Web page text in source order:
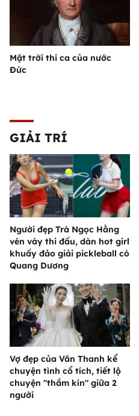
Mặt trời thi ca của nước
Đức
GIẢI TRÍ
Người đẹp Trà Ngọc Hằng
vén váy thi đấu, dàn hot girl
khuấy đảo giải pickleball có
Quang Dương
Vợ đẹp của Văn Thanh kể
chuyện tình cổ tích, tiết lộ
chuyện "thầm kín" giữa 2
người